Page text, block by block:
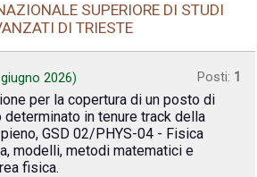
SUPERIORE DI STUDI
DI TRIESTE
2026) Posti: 1
per la copertura di un posto di
in tenure track della
GSD 02/PHYS-04 - Fisica
modelli, metodi matematici e
fisica.